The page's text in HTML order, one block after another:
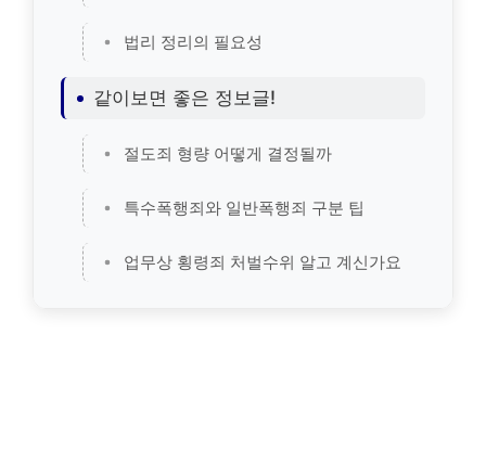
법리 정리의 필요성
같이보면 좋은 정보글!
절도죄 형량 어떻게 결정될까
특수폭행죄와 일반폭행죄 구분 팁
업무상 횡령죄 처벌수위 알고 계신가요